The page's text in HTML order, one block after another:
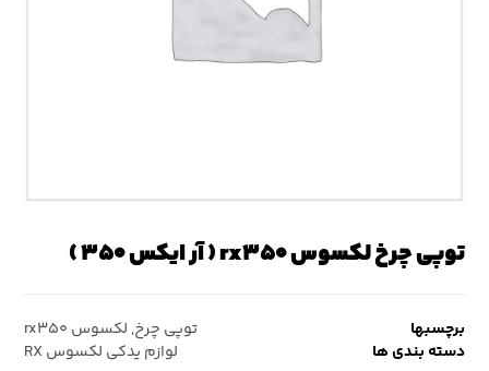
توپی چرخ لکسوس rx۳۵۰ ( آر ایکس ۳۵۰ )
برچسبها توپی چرخ, لکسوس rx۳۵۰
دسته بندی ها
لوازم یدکی لکسوس RX